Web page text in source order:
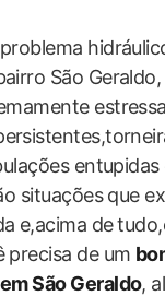
São
entupidas
situações que
⁣e,acima de
precisa de um​
São Geraldo,